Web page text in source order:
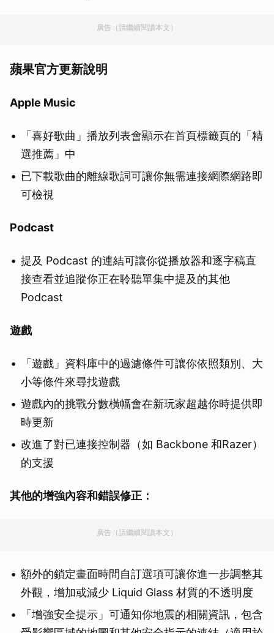
廣告（請繼續閱讀本文）
蘋果官方更新說明
Apple Music
「喜好歌曲」播放列表會顯示在首頁標籤頁的「精
選推薦」中
已下載歌曲的離線歌詞可讓你無需連接網際網路即
可檢視
Podcast
提及 Podcast 的連結可讓你從播放器和逐字稿直
接查看並追蹤你正在聆聽單集中提及的其他
Podcast
遊戲
「遊戲」資料庫中的過濾條件可讓你依照類別、大
小等條件來尋找遊戲
遊戲內的挑戰分數橫幅會在新玩家超越你時提供即
時更新
改進了對已連接控制器（如 Backbone 和Razer）
的支援
其他的增強內容和錯誤修正：
廣告（請繼續閱讀本文）
額外的鎖定畫面時間自訂選項可讓你進一步調整其
外觀，增加或減少 Liquid Glass 材質的不透明度
「增強安全提示」可通知你地震的相關資訊，包含